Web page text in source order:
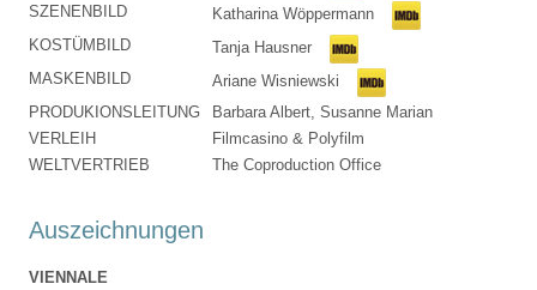
SZENENBILD
Katharina Wöppermann
KOSTÜMBILD
Tanja Hausner
MASKENBILD
Ariane Wisniewski
PRODUKIONSLEITUNG
Barbara Albert, Susanne Marian
VERLEIH
Filmcasino & Polyfilm
WELTVERTRIEB
The Coproduction Office
Auszeichnungen
VIENNALE